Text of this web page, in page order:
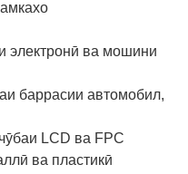
электронӣ ва мошини
баррасии автомобил,
LCD ва FPC
ва пластикӣ